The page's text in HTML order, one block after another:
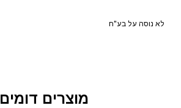
לא נוסה על בע"ח
מוצרים דומים